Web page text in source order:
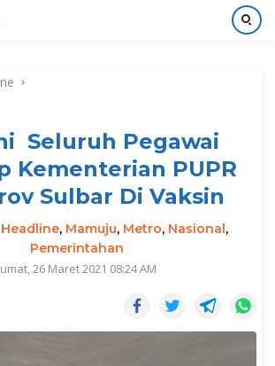
Seluruh Pegawai
Kementerian PUPR
Sulbar Di Vaksin
Headline, Mamuju, Metro, Nasional,
Pemerintahan
26 Maret 2021 08:24 AM